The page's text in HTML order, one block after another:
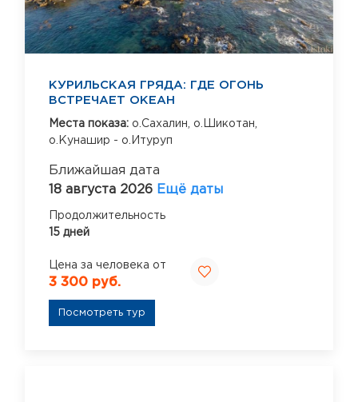
КУРИЛЬСКАЯ ГРЯДА: ГДЕ ОГОНЬ
ВСТРЕЧАЕТ ОКЕАН
Места показа: о.Сахалин, о.Шикотан,
о.Кунашир - о.Итуруп
Ближайшая дата
18 августа 2026 Ещё даты
Продолжительность
15 дней
Цена за человека от
3 300 руб.
Посмотреть тур